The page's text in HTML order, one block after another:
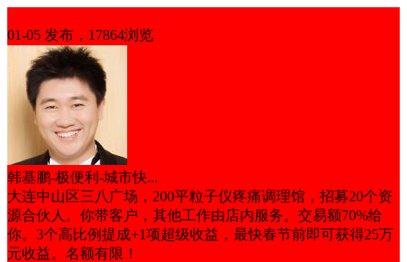
01-05 发布，17864浏览
韩基鹏-极便利-城市快...
大连中山区三八广场，200平粒子仪疼痛调理馆，招募20个资
源合伙人。你带客户，其他工作由店内服务。交易额70%给
你。3个高比例提成+1项超级收益，最快春节前即可获得25万
元收益。名额有限！